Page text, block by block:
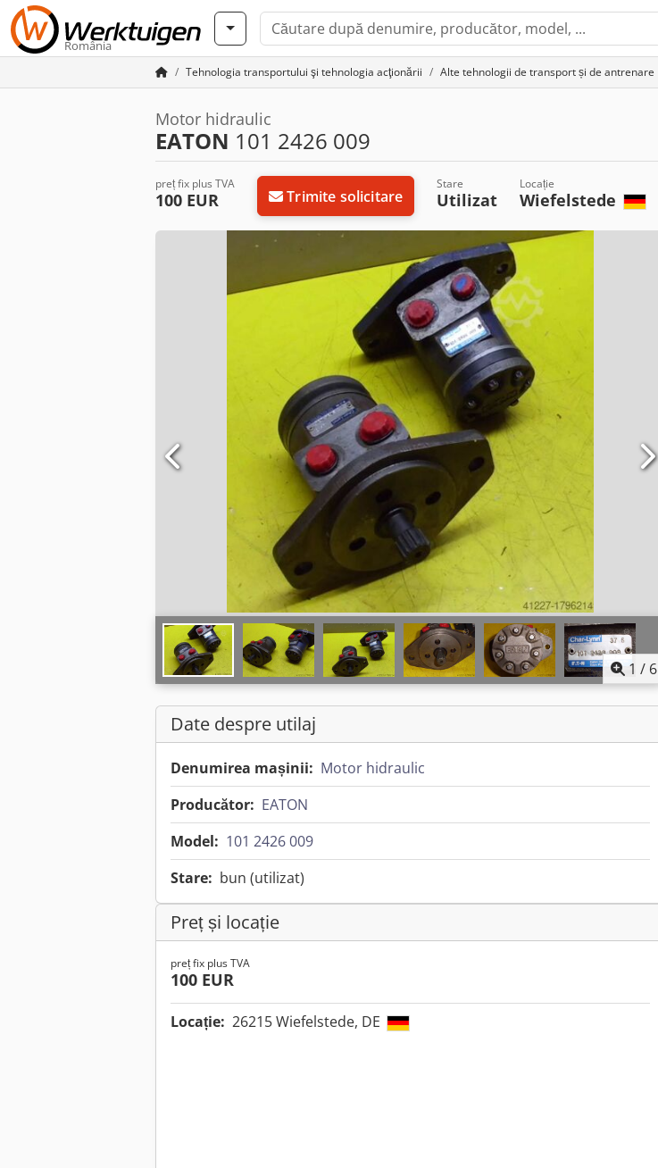
România
Tehnologia transportului şi tehnologia acţionării Alte tehnologii de transport și de antrenare
Motor hidraulic
EATON 101 2426 009
preț fix plus TVA
100 EUR Trimite solicitare
Stare
Utilizat
Locație
Wiefelstede
1 / 6
Date despre utilaj
Denumirea mașinii: Motor hidraulic
Producător: EATON
Model: 101 2426 009
Stare: bun (utilizat)
Preț și locație
preț fix plus TVA
100 EUR
Locație: 26215 Wiefelstede, DE